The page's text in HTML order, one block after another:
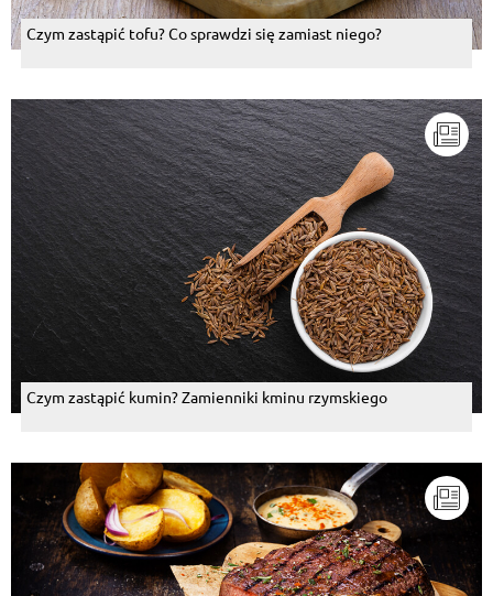
Czym zastąpić tofu? Co sprawdzi się zamiast niego?
Czym zastąpić kumin? Zamienniki kminu rzymskiego